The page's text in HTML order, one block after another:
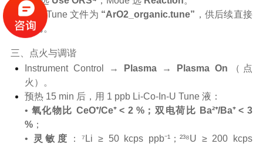
保存 Tune 文件为 “ArO2_organic.tune” ，供后续直接
调用。
三、点火与调谐
Instrument Control →
Plasma → Plasma On （点
火）。
预热 15 min 后，用 1 ppb Li-Co-In-U Tune 液：
• 氧化物比 CeO⁺/Ce⁺ < 2 %；双电荷比 Ba²⁺/Ba⁺ < 3
%；
•
灵敏度
：⁷Li ≥ 50 kcps ppb⁻¹；²³⁸U ≥ 200 kcps